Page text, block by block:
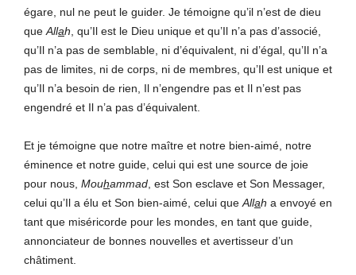
égare, nul ne peut le guider. Je témoigne qu’il n’est de dieu
que Allah , qu’Il est le Dieu unique et qu’Il n’a pas d’associé,
qu’Il n’a pas de semblable, ni d’équivalent, ni d’égal, qu’Il n’a
pas de limites, ni de corps, ni de membres, qu’Il est unique et
qu’Il n’a besoin de rien, Il n’engendre pas et Il n’est pas
engendré et Il n’a pas d’équivalent.
Et je témoigne que notre maître et notre bien-aimé, notre
éminence et notre guide, celui qui est une source de joie
pour nous, Mouhammad , est Son esclave et Son Messager,
celui qu’Il a élu et Son bien-aimé, celui que Allah a envoyé en
tant que miséricorde pour les mondes, en tant que guide,
annonciateur de bonnes nouvelles et avertisseur d’un
châtiment.